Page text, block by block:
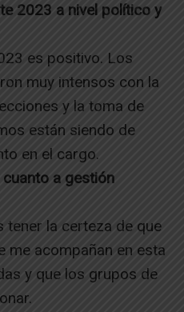
2023 a nivel político y
es positivo. Los
muy intensos con la
y la toma de
están siendo de
en el cargo.
a gestión
tener la certeza de que
me acompañan en esta
y que los grupos de